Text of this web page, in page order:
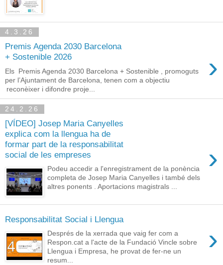
4.3.26
Premis Agenda 2030 Barcelona
+ Sostenible 2026
›
Els Premis Agenda 2030 Barcelona + Sostenible , promoguts
per l’Ajuntament de Barcelona, tenen com a objectiu
reconèixer i difondre proje...
24.2.26
[VÍDEO] Josep Maria Canyelles
explica com la llengua ha de
formar part de la responsabilitat
social de les empreses
›
Podeu accedir a l'enregistrament de la ponència
completa de Josep Maria Canyelles i també dels
altres ponents . Aportacions magistrals ...
Responsabilitat Social i Llengua
›
Després de la xerrada que vaig fer com a
Respon.cat a l'acte de la Fundació Vincle sobre
Llengua i Empresa, he provat de fer-ne un
resum...